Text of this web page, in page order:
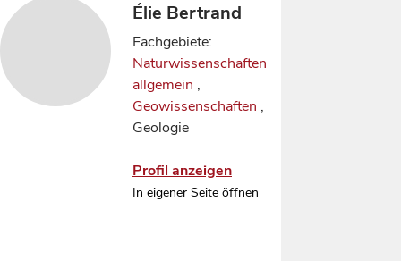
Élie Bertrand
Fachgebiete:
Naturwissenschaften
allgemein ,
Geowissenschaften ,
Geologie
Profil anzeigen
In eigener Seite öffnen